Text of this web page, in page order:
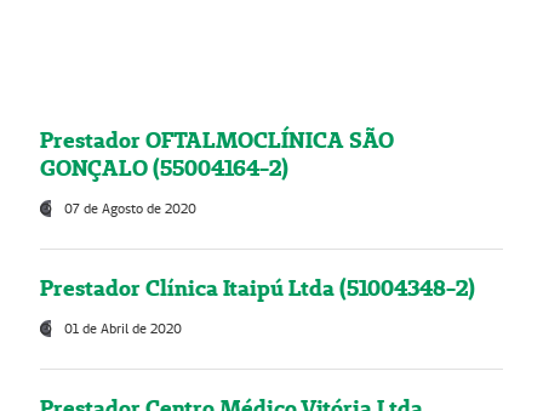
Prestador OFTALMOCLÍNICA SÃO
GONÇALO (55004164-2)
07 de Agosto de 2020
Prestador Clínica Itaipú Ltda (51004348-2)
01 de Abril de 2020